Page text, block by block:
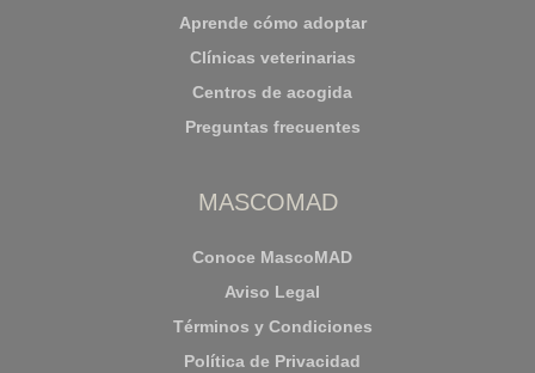
Aprende cómo adoptar
Clínicas veterinarias
Centros de acogida
Preguntas frecuentes
MASCOMAD
Conoce MascoMAD
Aviso Legal
Términos y Condiciones
Política de Privacidad